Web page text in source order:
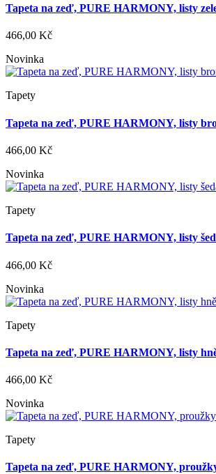
Tapeta na zeď, PURE HARMONY, listy
466,00 Kč
Novinka
Tapety
Tapeta na zeď, PURE HARMONY, listy
466,00 Kč
Novinka
Tapety
Tapeta na zeď, PURE HARMONY, listy
466,00 Kč
Novinka
Tapety
Tapeta na zeď, PURE HARMONY, listy
466,00 Kč
Novinka
Tapety
Tapeta na zeď, PURE HARMONY,